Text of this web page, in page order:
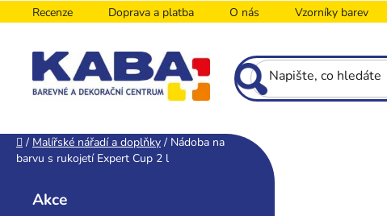
na
Recenze Doprava a platba O nás Vzorníky barev
Domů
/ Malířské nářadí a doplňky / Nádoba na
barvu s rukojetí Expert Cup 2 l
kategorieAkce